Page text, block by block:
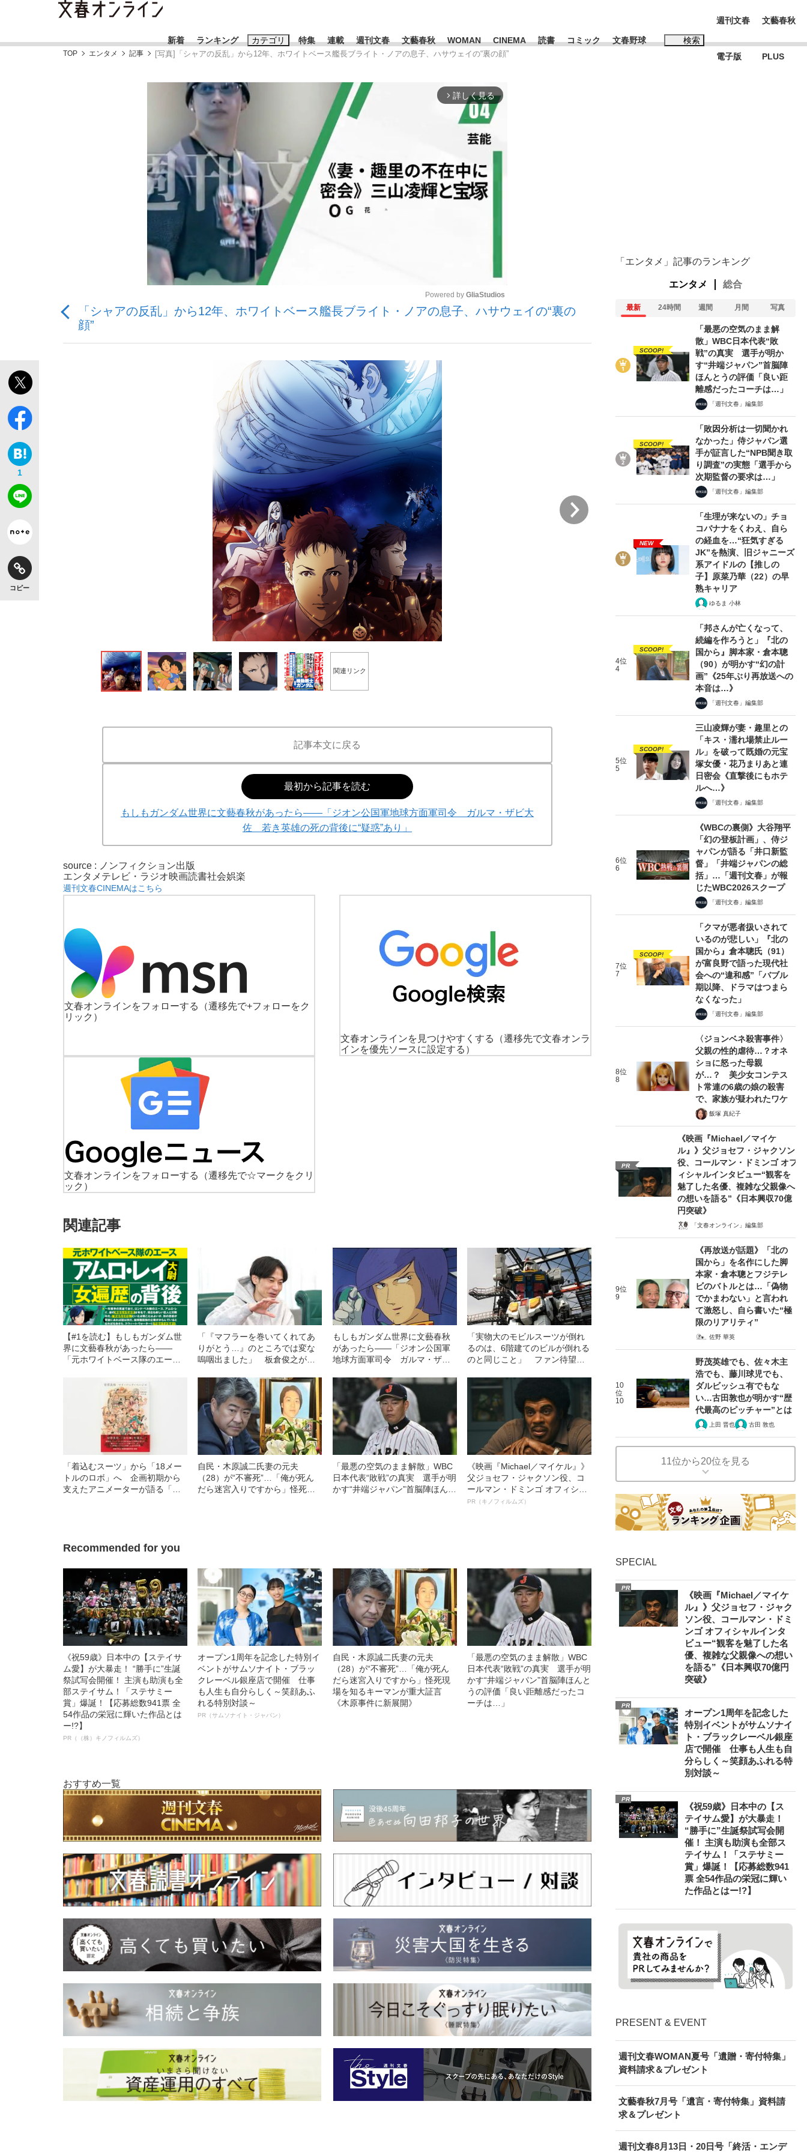
新着 ランキング カテゴリ
「90%は失敗する。でも…」本田圭佑が初めて明かした日本代表監督に...
「敗因分析は一切聞かれなかった」侍ジャパン選手が証言した“NPB聞... 「クマが悪者扱いされているのが悲しい」『北の国から』倉本聰氏（91...
「目標達成できなかったからと言って…」サッカー日本代表・森保一監督...
もっと見る
特集
観る将棋、読む将棋
いまさら聞けない資産運用のすべて
もっと見る
連載 週刊文春 文藝春秋 WOMAN CINEMA 読書 コミック 文春野球 検索
おすすめのキーワードタグ一覧
#藤田晋 #高市早苗 #城彰二
#玉木雄一郎
#亀和田武
週刊文春
電子版
文藝春秋
PLUS
TOP エンタメ 記事 [写真]「シャアの反乱」から12年、ホワイトベース艦長ブライト・ノアの息子、ハサウェイの“裏の顔”
arrow_forward_ios 詳しく見る
Powered by GliaStudios
「シャアの反乱」から12年、ホワイトベース艦長ブライト・ノアの息子、ハサウェイの“裏の
顔”
1
コピー
1/6
関連リンク
記事本文に戻る
最初から記事を読む
もしもガンダム世界に文藝春秋があったら――「ジオン公国軍地球方面軍司令 ガルマ・ザビ大
佐 若き英雄の死の背後に“疑惑”あり」
source : ノンフィクション出版
エンタメ テレビ・ラジオ映画読書社会娯楽
週刊文春CINEMAはこちら
文春オンラインをフォローする
（遷移先で+フォローをク
リック）
文春オンラインを見つけやすくする
（遷移先で文春オンラ
インを優先ソースに設定する）
文春オンラインをフォローする
（遷移先で☆マークをクリ
ック）
関連記事
【#1を読む】もしもガンダム世
界に文藝春秋があったら——
「元ホワイトベース隊のエース
にうごめく思惑」
「『マフラーを巻いてくれてあ
りがとう…』のところでは変な
嗚咽出ました」 板倉俊之が選
の名シーン
もしもガンダム世界に文藝春秋
があったら――「ジオン公国軍
地球方面軍司令 ガルマ・ザビ
惑”あり」
「実物大のモビルスーツが倒れ
るのは、6階建てのビルが倒れる
のと同じこと」 ファン待望
のか
「着込むスーツ」から「18メー
トルのロボ」へ 企画初期から
支えたアニメーターが語る「ガ
自民・木原誠二氏妻の元夫
（28）が“不審死”…「俺が死ん
だら迷宮入りですから」怪死現
「最悪の空気のまま解散」WBC
日本代表“敗戦”の真実 選手が明
かす“井端ジャパン”首脳陣ほんと
《映画『Michael／マイケル』》
父ジョセフ・ジャクソン役、コ
ールマン・ドミンゴ オフィシャ
ルインタビュー“観客を魅了した
PR（キノフィルムズ）
Recommended for you
《祝59歳》日本中の【ステイサ
ム愛】が大暴走！ “勝手に”生誕
祭試写会開催！ 主演も助演も全
部ステイサム！「ステサミー
賞」爆誕！【応募総数941票 全
54作品の栄冠に輝いた作品とは
ー!?】
PR（（株）キノフィルムズ）
オープン1周年を記念した特別イ
ベントがサムソナイト・ブラッ
クレーベル銀座店で開催 仕事
も人生も自分らしく～笑顔あふ
れる特別対談～
PR（サムソナイト・ジャパン）
自民・木原誠二氏妻の元夫
（28）が“不審死”…「俺が死ん
だら迷宮入りですから」怪死現
場を知るキーマンが重大証言
《木原事件に新展開》
「最悪の空気のまま解散」WBC
日本代表“敗戦”の真実 選手が明
かす“井端ジャパン”首脳陣ほんと
うの評価「良い距離感だったコ
ーチは…」
おすすめ一覧
「エンタメ」記事のランキング
エンタメ 総合
最新 24時間 週間 月間 写真
SCOOP!
「最悪の空気のまま解
散」WBC日本代表“敗
戦”の真実 選手が明か
す“井端ジャパン”首脳陣
ほんとうの評価「良い距
離感だったコーチは…」
「週刊文春」編集部
SCOOP!
「敗因分析は一切聞かれ
なかった」侍ジャパン選
手が証言した“NPB聞き取
り調査”の実態「選手から
次期監督の要求は…」
「週刊文春」編集部
NEW
「生理が来ないの」チョ
コバナナをくわえ、自ら
の経血を…“狂気すぎる
JK”を熱演、旧ジャニーズ
系アイドルの【推しの
子】原菜乃華（22）の早
熟キャリア
ゆるま 小林
4位
4
SCOOP!
「邦さんが亡くなって、
続編を作ろうと」『北の
国から』脚本家・倉本聰
（90）が明かす“幻の計
画”《25年ぶり再放送への
本音は…》
「週刊文春」編集部
5位
5
SCOOP!
三山凌輝が妻・趣里との
「キス・濡れ場禁止ルー
ル」を破って既婚の元宝
塚女優・花乃まりあと連
日密会《直撃後にもホテ
ルへ…》
「週刊文春」編集部
6位
6
《WBCの裏側》大谷翔平
「幻の登板計画」、侍ジ
ャパンが語る「井口新監
督」「井端ジャパンの総
括」…「週刊文春」が報
じたWBC2026スクープ
「週刊文春」編集部
7位
7
SCOOP!
「クマが悪者扱いされて
いるのが悲しい」『北の
国から』倉本聰氏（91）
が富良野で語った現代社
会への“違和感”「バブル
期以降、ドラマはつまら
なくなった」
「週刊文春」編集部
8位
8
〈ジョンベネ殺害事件〉
父親の性的虐待…？オネ
ショに怒った母親
が…？ 美少女コンテス
ト常連の6歳の娘の殺害
で、家族が疑われたワケ
飯塚 真紀子
PR
《映画『Michael／マイケ
ル』》父ジョセフ・ジャクソン
役、コールマン・ドミンゴ オフ
ィシャルインタビュー“観客を
魅了した名優、複雑な父親像へ
の想いを語る”《日本興収70億
円突破》
「文春オンライン」編集部
9位
9
《再放送が話題》「北の
国から」を名作にした脚
本家・倉本聰とフジテレ
ビのバトルとは…「偽物
でかまわない」と言われ
て激怒し、自ら書いた“極
限のリアリティ”
佐野 華英
10
位
10
野茂英雄でも、佐々木主
浩でも、藤川球児でも、
ダルビッシュ有でもな
い…古田敦也が明かす“歴
代最高のピッチャー”とは
上田 晋也 古田 敦也
11位から20位を見る
SPECIAL
PR
《映画『Michael／マイケ
ル』》父ジョセフ・ジャク
ソン役、コールマン・ドミ
ンゴ オフィシャルインタ
ビュー“観客を魅了した名
優、複雑な父親像への想い
を語る”《日本興収70億円
突破》
PR
オープン1周年を記念した
特別イベントがサムソナイ
ト・ブラックレーベル銀座
店で開催 仕事も人生も自
分らしく～笑顔あふれる特
別対談～
PR
《祝59歳》日本中の【ス
テイサム愛】が大暴走！
“勝手に”生誕祭試写会開
催！ 主演も助演も全部ス
テイサム！「ステサミー
賞」爆誕！【応募総数941
票 全54作品の栄冠に輝い
た作品とはー!?】
PRESENT & EVENT
週刊文春WOMAN夏号「遺贈・寄付特集」
資料請求＆プレゼント
文藝春秋7月号「遺言・寄付特集」資料請
求＆プレゼント
週刊文春8月13日・20日号「終活・エンデ